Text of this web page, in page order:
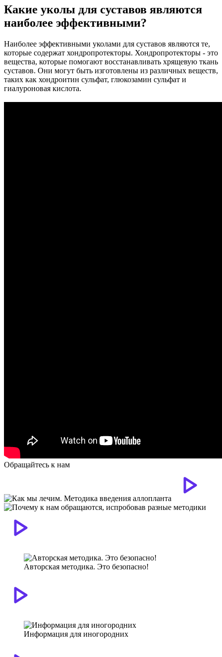
Какие уколы для суставов являются
наиболее эффективными?
Наиболее эффективными уколами для суставов являются те,
которые содержат хондропротекторы. Хондропротекторы - это
вещества, которые помогают восстанавливать хрящевую ткань
суставов. Они могут быть изготовлены из различных веществ,
таких как хондроитин сульфат, глюкозамин сульфат и
гиалуроновая кислота.
Обращайтесь к нам
Авторская методика. Это безопасно!
Информация для иногородних